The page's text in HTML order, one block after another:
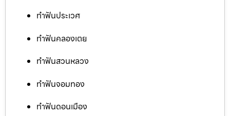
ทำฟันประเวศ
ทำฟันคลองเตย
ทำฟันสวนหลวง
ทำฟันจอมทอง
ทำฟันดอนเมือง